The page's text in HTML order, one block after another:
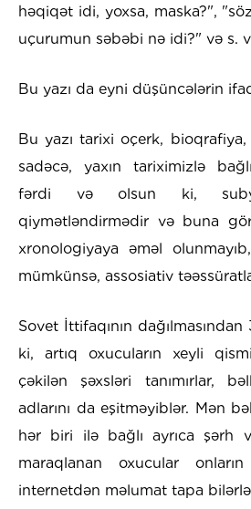
həqiqət idi, yoxsa, maska?",
uçurumun səbəbi nə idi?" və s.
Bu yazı da eyni düşüncələrin
Bu yazı tarixi oçerk,
sadəcə, yaxın tariximizlə
fərdi və olsun ki,
qiymətləndirmədir və buna
xronologiyaya əməl
mümkünsə, assosiativ
Sovet İttifaqının
ki, artıq oxucuların xeyli
çəkilən şəxsləri tanımırlar,
adlarını da eşitməyiblər. Mən
hər biri ilə bağlı ayrıca şərh
maraqlanan oxucular onların
internetdən məlumat tapa